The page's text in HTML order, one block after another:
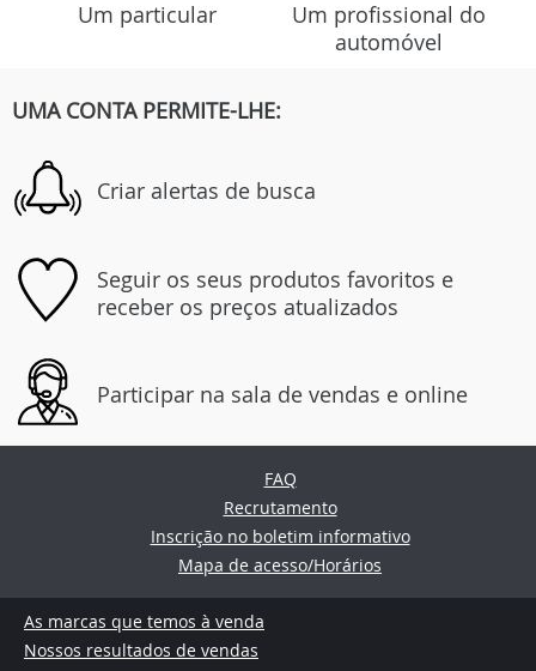
Um particular
Um profissional do
automóvel
UMA CONTA PERMITE-LHE:
Criar alertas de busca
Seguir os seus produtos favoritos e
receber os preços atualizados
Participar na sala de vendas e online
FAQ
Recrutamento
Inscrição no boletim informativo
Mapa de acesso/Horários
As marcas que temos à venda
Nossos resultados de vendas